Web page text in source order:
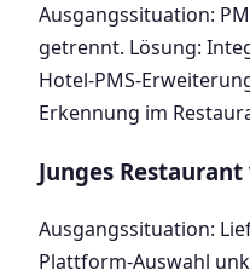
Ausgangssituation:
getrennt. Lösung:
Hotel-PMS-
Erkennung im
Junges
Ausgangssituation:
Plattform-Auswahl